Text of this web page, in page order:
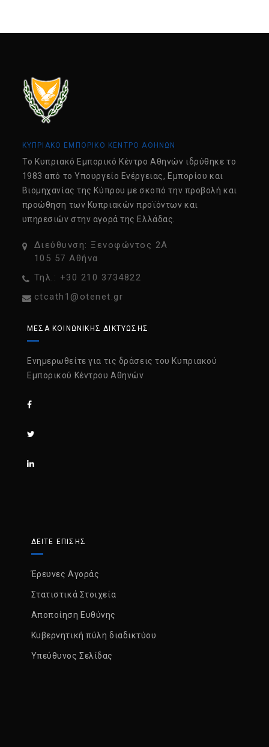
ΚΥΠΡΙΑΚΟ ΕΜΠΟΡΙΚΟ ΚΕΝΤΡΟ ΑΘΗΝΩΝ
Tο Κυπριακό Εμπορικό Κέντρο Αθηνών ιδρύθηκε το
1983 από το Υπουργείο Ενέργειας, Εμπορίου και
Βιομηχανίας της Κύπρου με σκοπό την προβολή και
προώθηση των Κυπριακών προϊόντων και
υπηρεσιών στην αγορά της Ελλάδας.
Διεύθυνση: Ξενοφώντος 2Α
105 57 Αθήνα
Τηλ.: +30 210 3734822
ctcath1@otenet.gr
ΜΈΣΑ ΚΟΙΝΩΝΙΚΉΣ ΔΙΚΤΎΩΣΗΣ
Ενημερωθείτε για τις δράσεις του Κυπριακού
Εμπορικού Κέντρου Αθηνών
ΔΕΙΤΕ ΕΠΙΣΗΣ
Έρευνες Αγοράς
Στατιστικά Στοιχεία
Αποποίηση Ευθύνης
Κυβερνητική πύλη διαδικτύου
Υπεύθυνος Σελίδας